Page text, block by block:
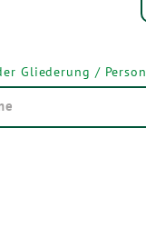
Gliederung / Person